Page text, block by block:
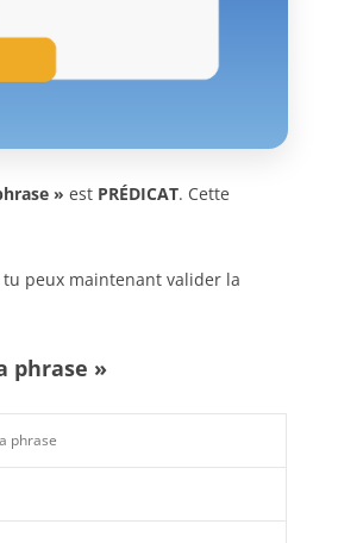
» est PRÉDICAT. Cette
peux maintenant valider la
phrase »
phrase